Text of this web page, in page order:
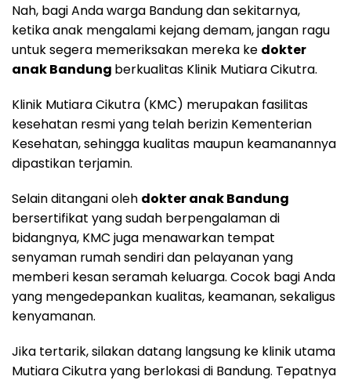
Nah, bagi Anda warga Bandung dan sekitarnya,
ketika anak mengalami kejang demam, jangan ragu
untuk segera memeriksakan mereka ke dokter
anak Bandung berkualitas Klinik Mutiara Cikutra.
Klinik Mutiara Cikutra (KMC) merupakan fasilitas
kesehatan resmi yang telah berizin Kementerian
Kesehatan, sehingga kualitas maupun keamanannya
dipastikan terjamin.
Selain ditangani oleh dokter anak Bandung
bersertifikat yang sudah berpengalaman di
bidangnya, KMC juga menawarkan tempat
senyaman rumah sendiri dan pelayanan yang
memberi kesan seramah keluarga. Cocok bagi Anda
yang mengedepankan kualitas, keamanan, sekaligus
kenyamanan.
Jika tertarik, silakan datang langsung ke klinik utama
Mutiara Cikutra yang berlokasi di Bandung. Tepatnya